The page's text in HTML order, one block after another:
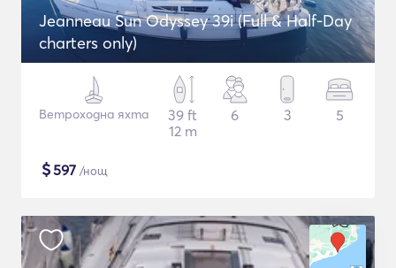
Jeanneau Sun Odyssey 39i (Full & Half-Day
charters only)
Ветроходна яхта
39 ft
12 m
6 3 5
$597 /нощ